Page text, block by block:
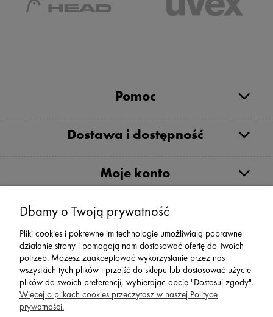
Pomoc
Dostawa i dostępność
Moje konto
Serwis
Zwroty,Reklamacje Wymiany
SPORT 2002 ||
Dbamy o Twoją prywatność
Pliki cookies i pokrewne im technologie umożliwiają poprawne
działanie strony i pomagają nam dostosować ofertę do Twoich
potrzeb. Możesz zaakceptować wykorzystanie przez nas
wszystkich tych plików i przejść do sklepu lub dostosować użycie
plików do swoich preferencji, wybierając opcję "Dostosuj zgody".
Więcej o plikach cookies przeczytasz w naszej Polityce
prywatności.